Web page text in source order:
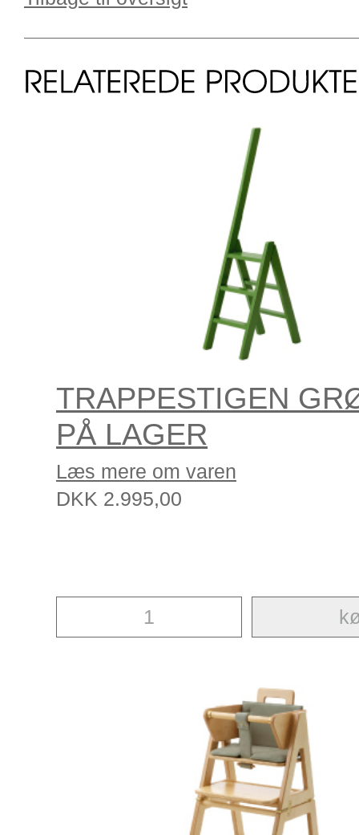
TRAPPESTIGEN
PÅ LAGER
Læs mere om varen
DKK 2.995,00